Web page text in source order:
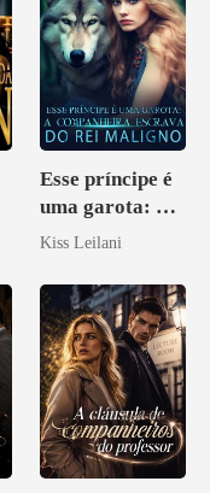
Esse príncipe é
uma garota: A
companheira
maligno
Kiss Leilani